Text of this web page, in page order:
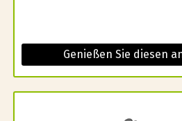
Genießen Sie diesen